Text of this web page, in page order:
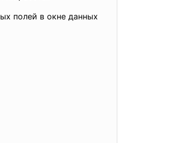
полей в окне данных